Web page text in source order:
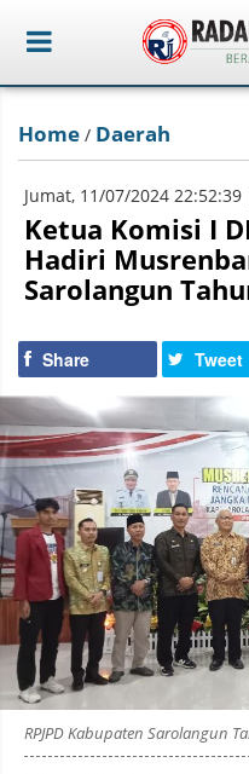
Home / Daerah
Jumat, 11/07/2024
Ketua Komisi I
Hadiri
Sarolangun
Share Tweet
RPJPD Kabupaten Sarolangun